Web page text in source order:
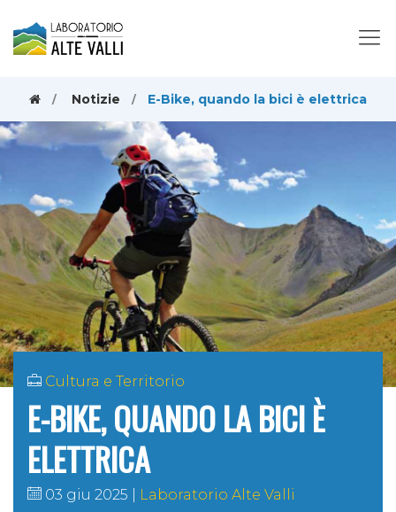
Notizie E-Bike, quando la bici è elettrica
Cultura e Territorio
E-BIKE, QUANDO LA BICI È
ELETTRICA
03 giu 2025 Laboratorio Alte Valli